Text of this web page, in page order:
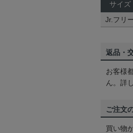
サイズ
Jr.フリ
返品・
お客様
ん。詳
ご注文
買い物